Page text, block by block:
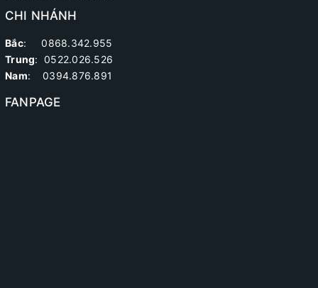
CHI NHÁNH
Bắc: 0868.342.955
Trung: 0522.026.526
Nam: 0394.876.891
FANPAGE